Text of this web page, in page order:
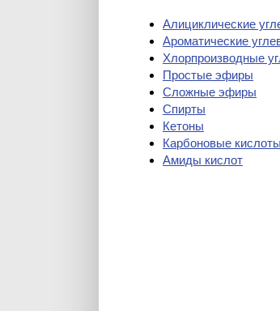
Алициклические
Ароматические
Хлорпроизводные
Простые эфиры
Сложные эфиры
Спирты
Кетоны
Карбоновые кислоты
Амиды кислот